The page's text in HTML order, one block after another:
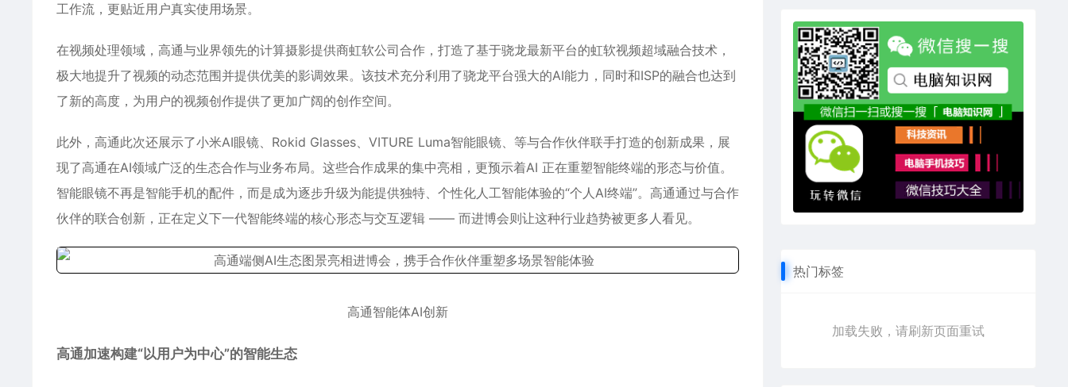
工作流，更贴近用户真实使用场景。
在视频处理领域，高通与业界领先的计算摄影提供商虹软公司合作，打造了基于骁龙最新平台的虹软视频超域融合技术，
极大地提升了视频的动态范围并提供优美的影调效果。该技术充分利用了骁龙平台强大的AI能力，同时和ISP的融合也达到
了新的高度，为用户的视频创作提供了更加广阔的创作空间。
此外，高通此次还展示了小米AI眼镜、Rokid Glasses、VITURE Luma智能眼镜、等与合作伙伴联手打造的创新成果，展
现了高通在AI领域广泛的生态合作与业务布局。这些合作成果的集中亮相，更预示着AI 正在重塑智能终端的形态与价值。
智能眼镜不再是智能手机的配件，而是成为逐步升级为能提供独特、个性化人工智能体验的“个人AI终端”。高通通过与合作
伙伴的联合创新，正在定义下一代智能终端的核心形态与交互逻辑 —— 而进博会则让这种行业趋势被更多人看见。
高通智能体AI创新
高通加速构建“以用户为中心”的智能生态
热门标签
加载失败，请刷新页面重试